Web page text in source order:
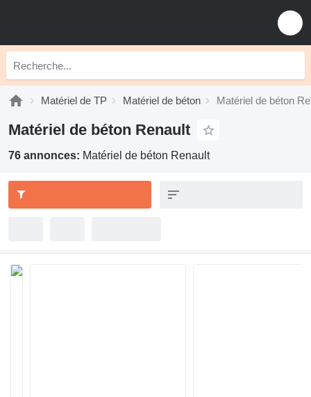
Matériel de TP Matériel de béton Matériel de béton
Matériel de béton Renault
76 annonces: Matériel de béton Renault